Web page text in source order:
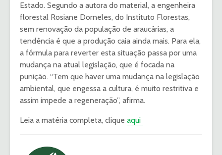
Estado. Segundo a autora do material, a engenheira
florestal Rosiane Dorneles, do Instituto Florestas,
sem renovação da população de araucárias, a
tendência é que a produção caia ainda mais. Para ela,
a fórmula para reverter esta situação passa por uma
mudança na atual legislação, que é focada na
punição. “Tem que haver uma mudança na legislação
ambiental, que engessa a cultura, é muito restritiva e
assim impede a regeneração”, afirma.
Leia a matéria completa, clique aqui